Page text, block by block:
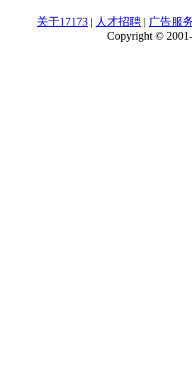
关于17173 | 人才招聘 | 广告服
Copyright ©